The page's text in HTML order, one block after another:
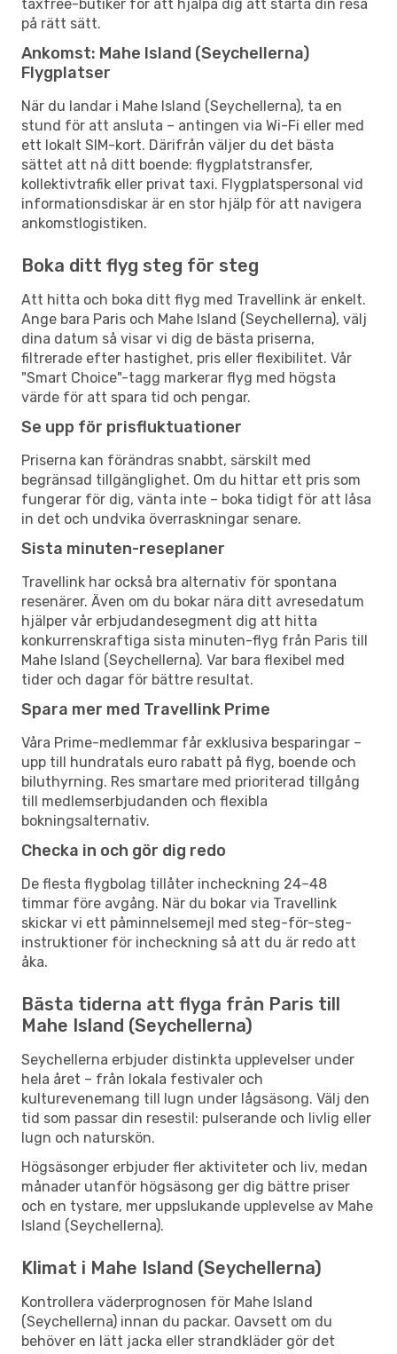
taxfree-butiker för att hjälpa dig att starta din resa
på rätt sätt.
Ankomst: Mahe Island (Seychellerna)
Flygplatser
När du landar i Mahe Island (Seychellerna), ta en
stund för att ansluta – antingen via Wi-Fi eller med
ett lokalt SIM-kort. Därifrån väljer du det bästa
sättet att nå ditt boende: flygplatstransfer,
kollektivtrafik eller privat taxi. Flygplatspersonal vid
informationsdiskar är en stor hjälp för att navigera
ankomstlogistiken.
Boka ditt flyg steg för steg
Att hitta och boka ditt flyg med Travellink är enkelt.
Ange bara Paris och Mahe Island (Seychellerna), välj
dina datum så visar vi dig de bästa priserna,
filtrerade efter hastighet, pris eller flexibilitet. Vår
"Smart Choice"-tagg markerar flyg med högsta
värde för att spara tid och pengar.
Se upp för prisfluktuationer
Priserna kan förändras snabbt, särskilt med
begränsad tillgänglighet. Om du hittar ett pris som
fungerar för dig, vänta inte – boka tidigt för att låsa
in det och undvika överraskningar senare.
Sista minuten-reseplaner
Travellink har också bra alternativ för spontana
resenärer. Även om du bokar nära ditt avresedatum
hjälper vår erbjudandesegment dig att hitta
konkurrenskraftiga sista minuten-flyg från Paris till
Mahe Island (Seychellerna). Var bara flexibel med
tider och dagar för bättre resultat.
Spara mer med Travellink Prime
Våra Prime-medlemmar får exklusiva besparingar –
upp till hundratals euro rabatt på flyg, boende och
biluthyrning. Res smartare med prioriterad tillgång
till medlemserbjudanden och flexibla
bokningsalternativ.
Checka in och gör dig redo
De flesta flygbolag tillåter incheckning 24–48
timmar före avgång. När du bokar via Travellink
skickar vi ett påminnelsemejl med steg-för-steg-
instruktioner för incheckning så att du är redo att
åka.
Bästa tiderna att flyga från Paris till
Mahe Island (Seychellerna)
Seychellerna erbjuder distinkta upplevelser under
hela året – från lokala festivaler och
kulturevenemang till lugn under lågsäsong. Välj den
tid som passar din resestil: pulserande och livlig eller
lugn och naturskön.
Högsäsonger erbjuder fler aktiviteter och liv, medan
månader utanför högsäsong ger dig bättre priser
och en tystare, mer uppslukande upplevelse av Mahe
Island (Seychellerna).
Klimat i Mahe Island (Seychellerna)
Kontrollera väderprognosen för Mahe Island
(Seychellerna) innan du packar. Oavsett om du
behöver en lätt jacka eller strandkläder gör det